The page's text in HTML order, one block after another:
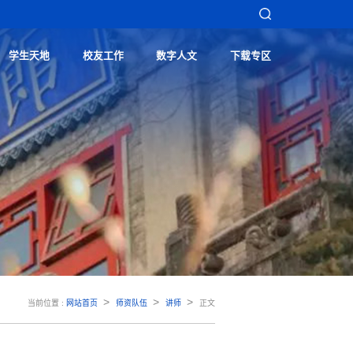
学生天地 校友工作 数字人文 下载专区
当前位置 : 网站首页 > 师资队伍 > 讲师 > 正文